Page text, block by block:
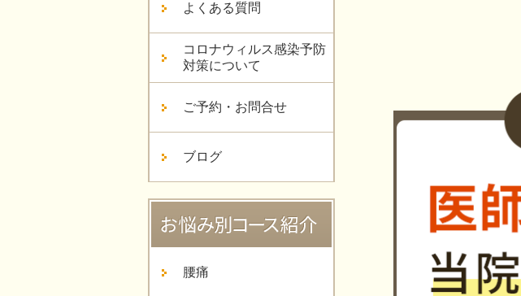
よくある質問
コロナウィルス感染予防
対策について
ご予約・お問合せ
ブログ
腰痛